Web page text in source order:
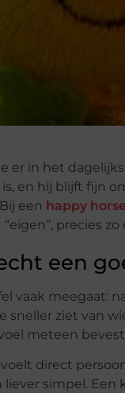
er in het
en hij blijft fijn
een happy
precies
een
vaak meegaat:
ziet van
meteen
direct
simpel.